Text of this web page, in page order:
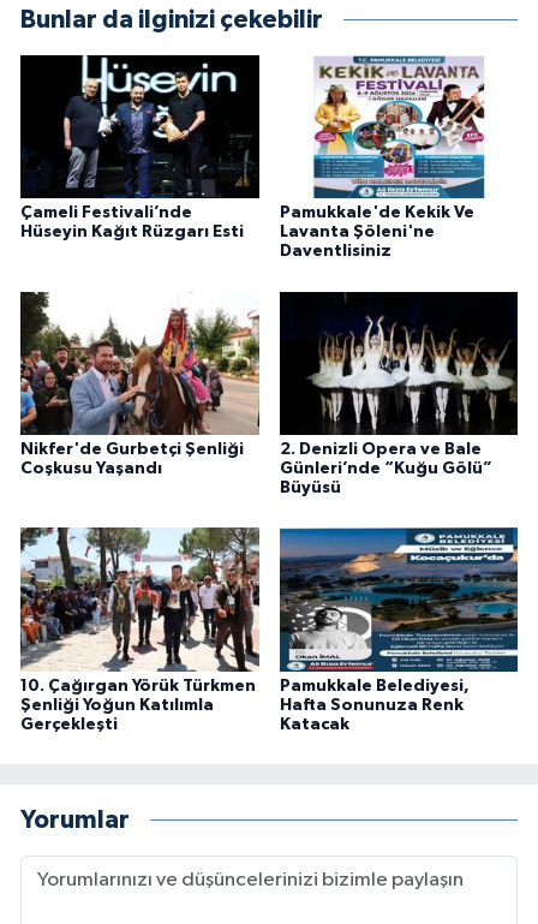
Bunlar da ilginizi çekebilir
Çameli Festivali’nde
Hüseyin Kağıt Rüzgarı Esti
Pamukkale'de Kekik Ve
Lavanta Şöleni'ne
Daventlisiniz
Nikfer'de Gurbetçi Şenliği
Coşkusu Yaşandı
2. Denizli Opera ve Bale
Günleri’nde “Kuğu Gölü”
Büyüsü
10. Çağırgan Yörük Türkmen
Şenliği Yoğun Katılımla
Gerçekleşti
Pamukkale Belediyesi,
Hafta Sonunuza Renk
Katacak
Yorumlar